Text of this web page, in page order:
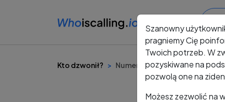
Kto dzwonił? Numer +48 485 036 388
Szanowny
pragniemy Cię
Twoich potrzeb. W
pozyskiwane na
pozwolą one na
Możesz zezwolić na